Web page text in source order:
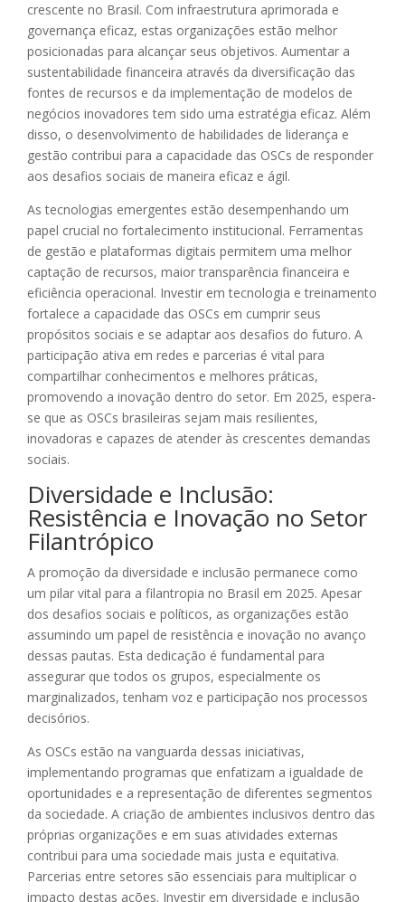
crescente no Brasil. Com infraestrutura aprimorada e
governança eficaz, estas organizações estão melhor
posicionadas para alcançar seus objetivos. Aumentar a
sustentabilidade financeira através da diversificação das
fontes de recursos e da implementação de modelos de
negócios inovadores tem sido uma estratégia eficaz. Além
disso, o desenvolvimento de habilidades de liderança e
gestão contribui para a capacidade das OSCs de responder
aos desafios sociais de maneira eficaz e ágil.
As tecnologias emergentes estão desempenhando um
papel crucial no fortalecimento institucional. Ferramentas
de gestão e plataformas digitais permitem uma melhor
captação de recursos, maior transparência financeira e
eficiência operacional. Investir em tecnologia e treinamento
fortalece a capacidade das OSCs em cumprir seus
propósitos sociais e se adaptar aos desafios do futuro. A
participação ativa em redes e parcerias é vital para
compartilhar conhecimentos e melhores práticas,
promovendo a inovação dentro do setor. Em 2025, espera-
se que as OSCs brasileiras sejam mais resilientes,
inovadoras e capazes de atender às crescentes demandas
sociais.
Diversidade e Inclusão:
Resistência e Inovação no Setor
Filantrópico
A promoção da diversidade e inclusão permanece como
um pilar vital para a filantropia no Brasil em 2025. Apesar
dos desafios sociais e políticos, as organizações estão
assumindo um papel de resistência e inovação no avanço
dessas pautas. Esta dedicação é fundamental para
assegurar que todos os grupos, especialmente os
marginalizados, tenham voz e participação nos processos
decisórios.
As OSCs estão na vanguarda dessas iniciativas,
implementando programas que enfatizam a igualdade de
oportunidades e a representação de diferentes segmentos
da sociedade. A criação de ambientes inclusivos dentro das
próprias organizações e em suas atividades externas
contribui para uma sociedade mais justa e equitativa.
Parcerias entre setores são essenciais para multiplicar o
impacto destas ações. Investir em diversidade e inclusão